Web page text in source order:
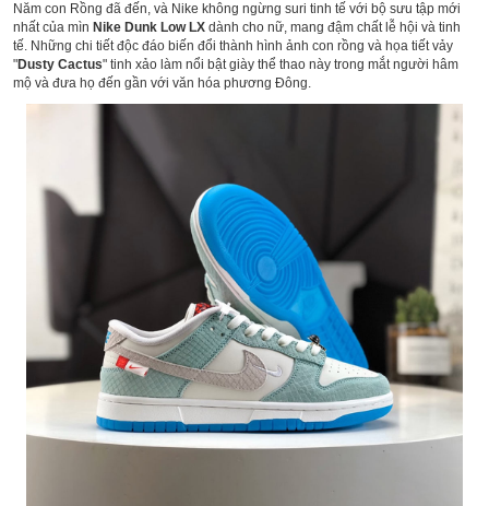
Năm con Rồng đã đến, và Nike không ngừng suri tinh tế với bộ sưu tập mới
nhất của mìn Nike Dunk Low LX dành cho nữ, mang đậm chất lễ hội và tinh
tế. Những chi tiết độc đáo biến đổi thành hình ảnh con rồng và họa tiết vảy
"Dusty Cactus" tinh xảo làm nổi bật giày thể thao này trong mắt người hâm
mộ và đưa họ đến gần với văn hóa phương Đông.